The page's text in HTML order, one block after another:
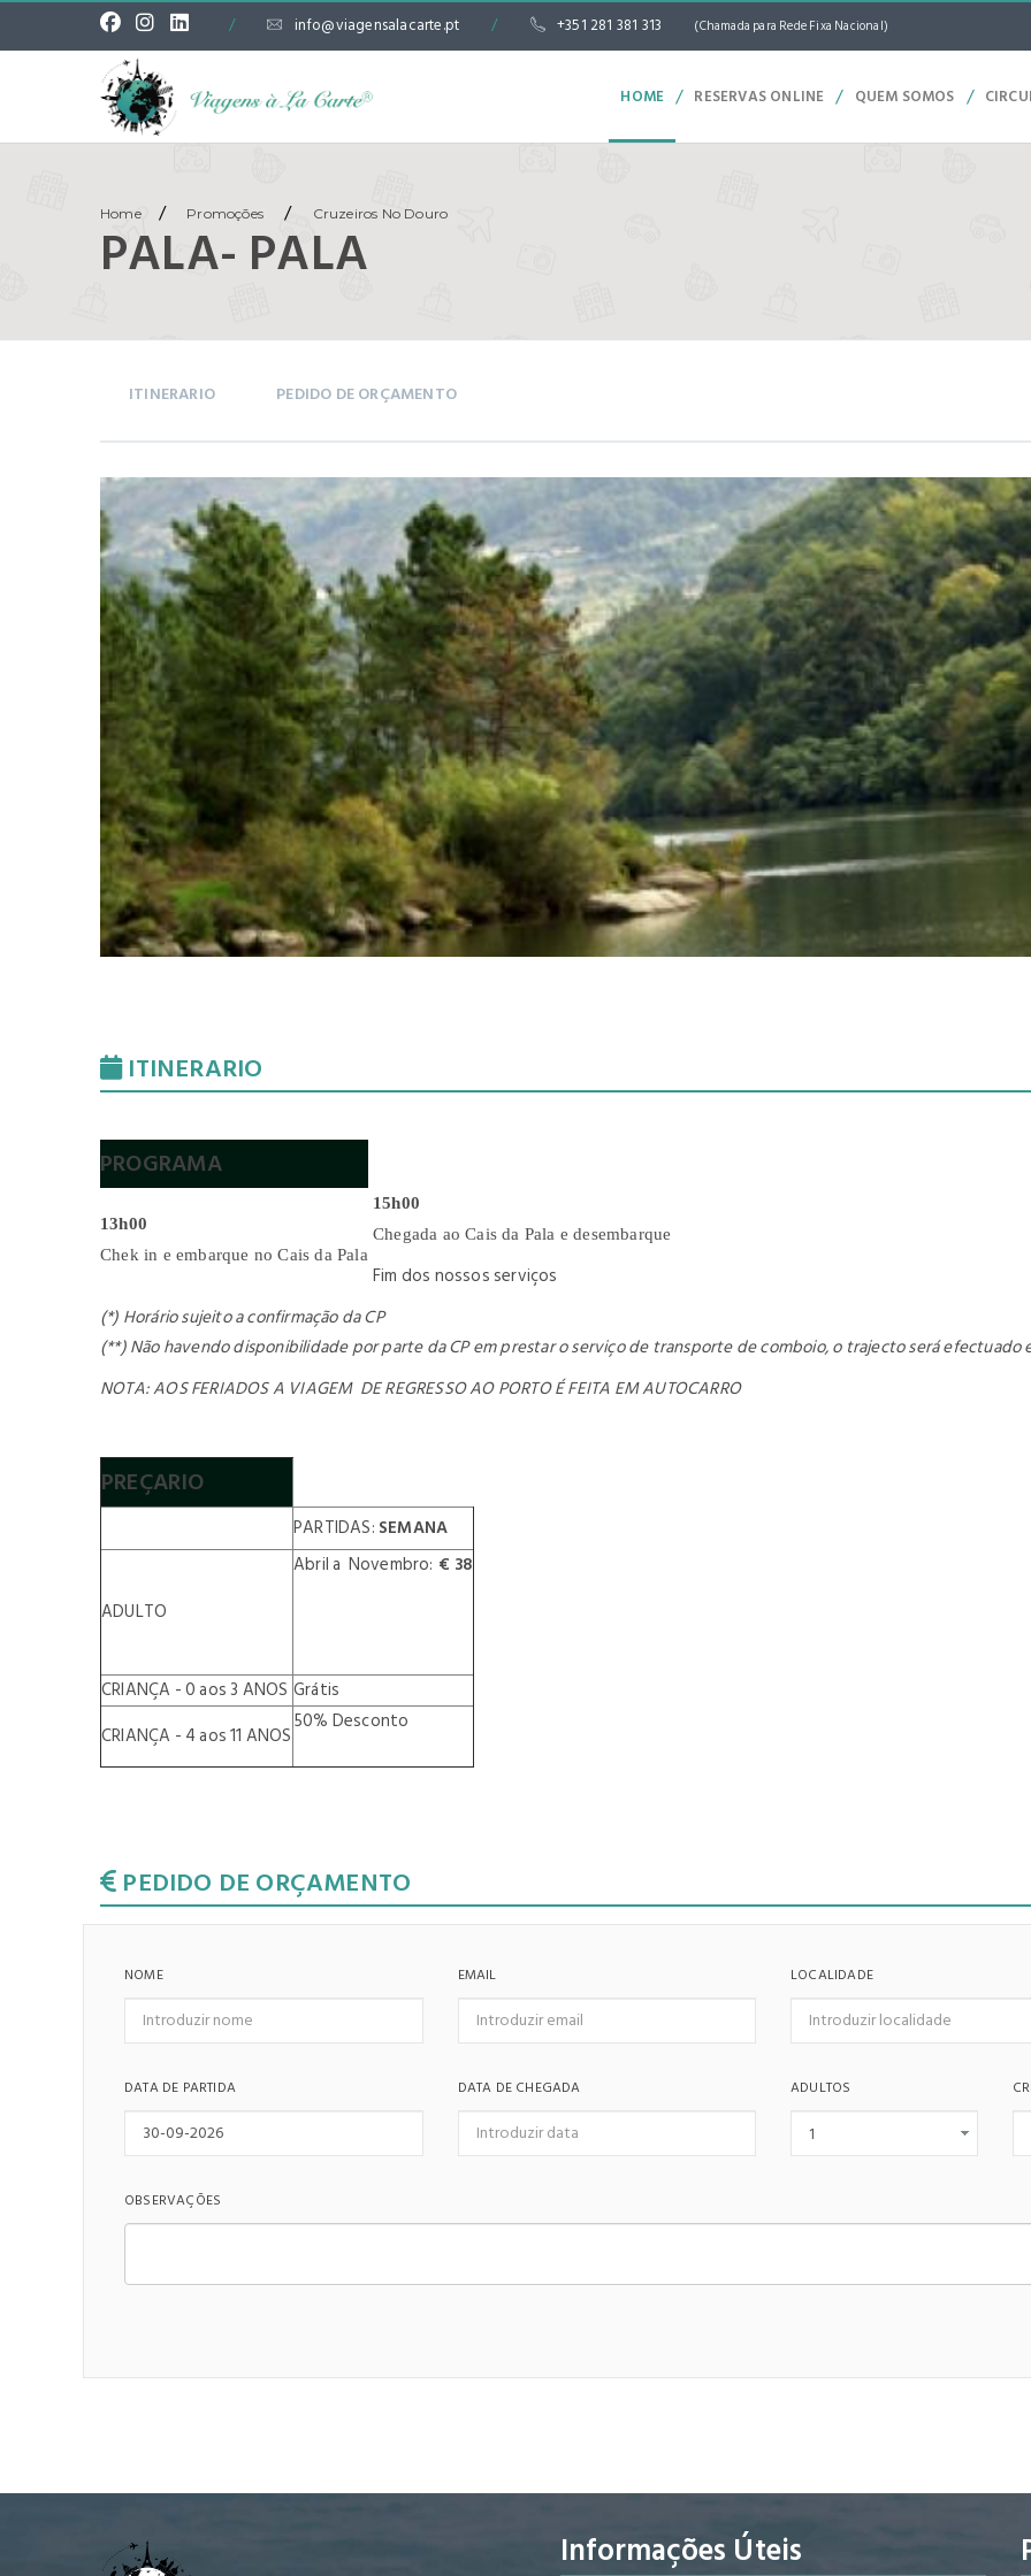
/ info@viagensalacarte.pt / +351 281 381 313 (Chamada para Rede Fixa Nacional)
HOME / RESERVAS ONLINE / QUEM SOMOS /
Home / Promoções / Cruzeiros No Douro
PALA- PALA
ITINERARIO PEDIDO DE ORÇAMENTO
ITINERARIO
PROGRAMA
13h00
Chek in e embarque no Cais da Pala
15h00
Chegada ao Cais da Pala e desembarque
Fim dos nossos serviços
(*) Horário sujeito a confirmação da CP
(**) Não havendo disponibilidade por parte da CP em prestar o serviço de transporte de comboio, o trajecto será efectuado
NOTA: AOS FERIADOS A VIAGEM DE REGRESSO AO PORTO É FEITA EM AUTOCARRO
PREÇARIO
PARTIDAS: SEMANA
ADULTO
Abril a Novembro: € 38
CRIANÇA - 0 aos 3 ANOS Grátis
CRIANÇA - 4 aos 11 ANOS
50% Desconto
PEDIDO DE ORÇAMENTO
NOME EMAIL LOCALIDADE
DATA DE PARTIDA DATA DE CHEGADA ADULTOS
OBSERVAÇÕES
Informações Úteis